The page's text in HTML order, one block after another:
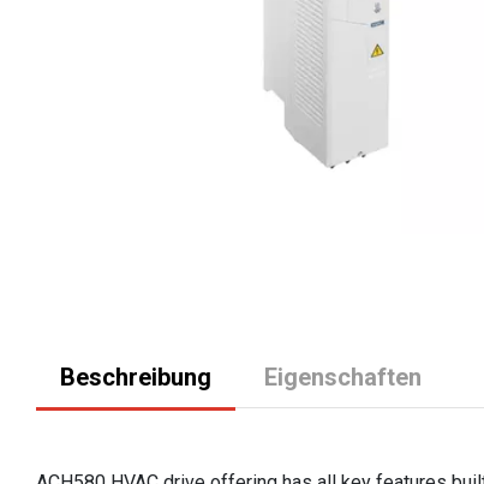
Beschreibung Eigenschaften